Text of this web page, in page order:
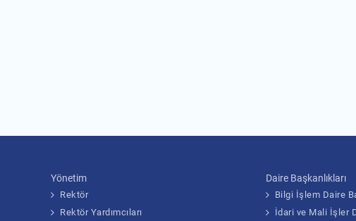
Yönetim
Rektör
Rektör Yardımcıları
Daire Başkanlıkları
Bilgi İşlem Daire
İdari ve Mali İşler